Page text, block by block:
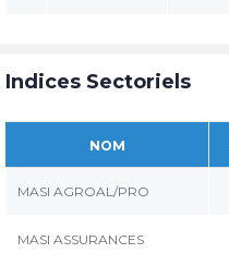
Indices Sectoriels
NOM
MASI AGROAL/PRO
MASI ASSURANCES